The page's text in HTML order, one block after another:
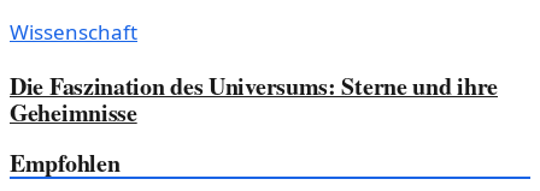
Wissenschaft
Die Faszination des Universums: Sterne und ihre
Geheimnisse
Empfohlen